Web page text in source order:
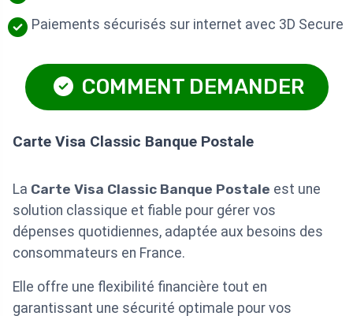
Paiements sécurisés sur internet avec 3D Secure
COMMENT DEMANDER
Carte Visa Classic Banque Postale
La Carte Visa Classic Banque Postale est une
solution classique et fiable pour gérer vos
dépenses quotidiennes, adaptée aux besoins des
consommateurs en France.
Elle offre une flexibilité financière tout en
garantissant une sécurité optimale pour vos